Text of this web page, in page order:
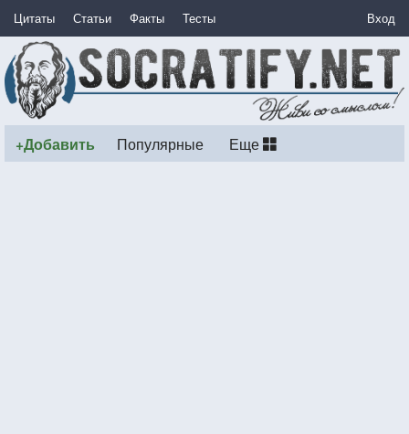
Цитаты Статьи Факты Тесты Вход
+Добавить Популярные Еще